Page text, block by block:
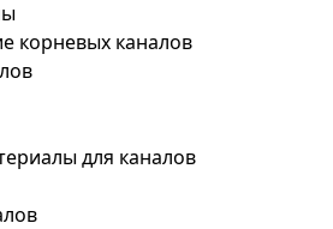
корневых каналов
для каналов